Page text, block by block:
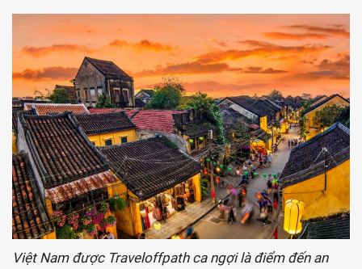
Việt Nam được Traveloffpath ca ngợi là điểm đến an